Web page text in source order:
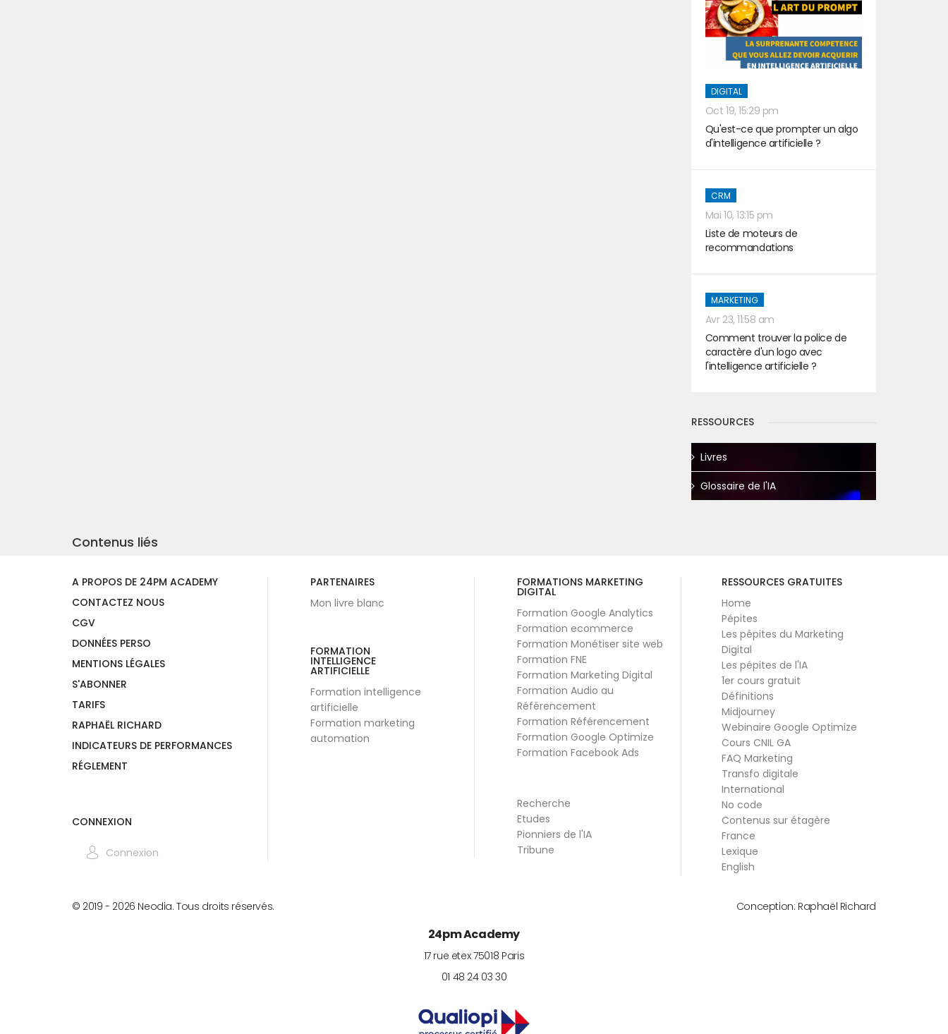
DIGITAL
Oct 19, 15:29 pm
Qu'est-ce que prompter un algo
d'intelligence artificielle ?
CRM
Mai 10, 13:15 pm
Liste de moteurs de
recommandations
MARKETING
Avr 23, 11:58 am
Comment trouver la police de
caractère d'un logo avec
l'intelligence artificielle ?
RESSOURCES
Livres
Glossaire de l'IA
Contenus liés
A PROPOS DE 24PM ACADEMY
CONTACTEZ NOUS
CGV
DONNÉES PERSO
MENTIONS LÉGALES
S'ABONNER
TARIFS
RAPHAËL RICHARD
INDICATEURS DE PERFORMANCES
RÉGLEMENT
CONNEXION
Connexion
PARTENAIRES
Mon livre blanc
FORMATION
INTELLIGENCE
ARTIFICIELLE
Formation intelligence
artificielle
Formation marketing
automation
FORMATIONS MARKETING
DIGITAL
Formation Google Analytics
Formation ecommerce
Formation Monétiser site web
Formation FNE
Formation Marketing Digital
Formation Audio au
Référencement
Formation Référencement
Formation Google Optimize
Formation Facebook Ads
Recherche
Etudes
Pionniers de l'IA
Tribune
RESSOURCES GRATUITES
Home
Pépites
Les pépites du Marketing
Digital
Les pépites de l'IA
1er cours gratuit
Définitions
Midjourney
Webinaire Google Optimize
Cours CNIL GA
FAQ Marketing
Transfo digitale
International
No code
Contenus sur étagère
France
Lexique
English
© 2019 - 2026 Neodia. Tous droits réservés. Conception: Raphaël Richard
24pm Academy
17 rue etex 75018 Paris
01 48 24 03 30